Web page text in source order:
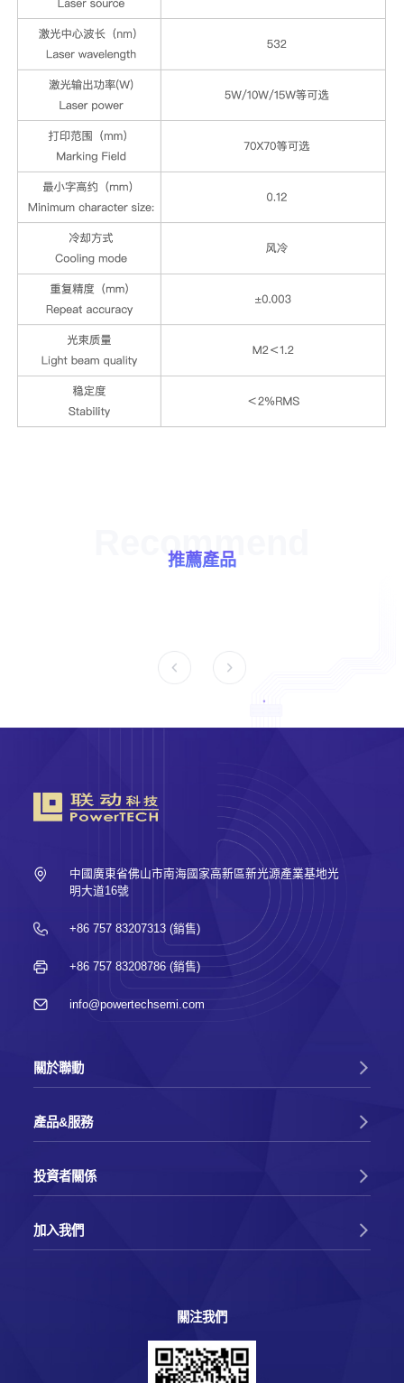
Recommend
推薦產品
中國廣東省佛山市南海國家高新區新光源產業基地光
明大道16號
+86 757 83207313 (銷售)
+86 757 83208786 (銷售)
info@powertechsemi.com
關於聯動
產品&服務
投資者關係
加入我們
關注我們